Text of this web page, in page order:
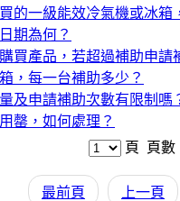
的一級能效冷氣機或冰箱
期為何？
買產品，若超過補助申請
，每一台補助多少？
及申請補助次數有限制嗎
罄，如何處理？
頁 頁數
最前頁 上一頁